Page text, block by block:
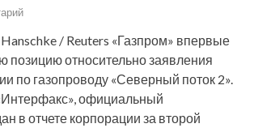
/ Reuters «Газпром» впервые
позицию относительно заявления
по газопроводу «Северный поток 2».
официальный
в отчете корпорации за второй